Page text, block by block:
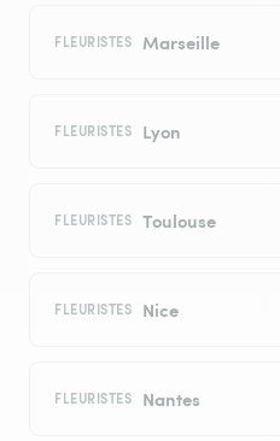
FLEURISTES Marseille
FLEURISTES Lyon
FLEURISTES Toulouse
FLEURISTES Nice
FLEURISTES Nantes